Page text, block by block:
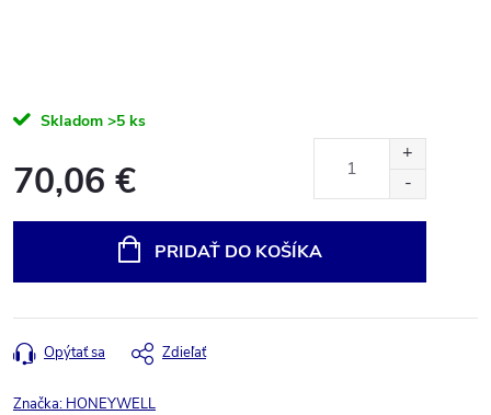
Skladom >5 ks
70,06 €
PRIDAŤ DO KOŠÍKA
Opýtať sa Zdieľať
Značka: HONEYWELL